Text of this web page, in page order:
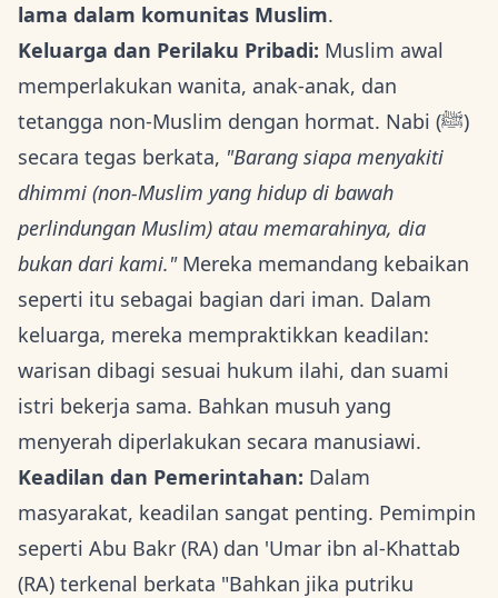
lama dalam komunitas Muslim.
Keluarga dan Perilaku Pribadi: Muslim awal
memperlakukan wanita, anak-anak, dan
tetangga non-Muslim dengan hormat. Nabi (ﷺ)
secara tegas berkata, "Barang siapa menyakiti
dhimmi (non-Muslim yang hidup di bawah
perlindungan Muslim) atau memarahinya, dia
bukan dari kami."Mereka memandang kebaikan
seperti itu sebagai bagian dari iman. Dalam
keluarga, mereka mempraktikkan keadilan:
warisan dibagi sesuai hukum ilahi, dan suami
istri bekerja sama. Bahkan musuh yang
menyerah diperlakukan secara manusiawi.
Keadilan dan Pemerintahan: Dalam
masyarakat, keadilan sangat penting. Pemimpin
seperti Abu Bakr (RA) dan 'Umar ibn al-Khattab
(RA) terkenal berkata "Bahkan jika putriku